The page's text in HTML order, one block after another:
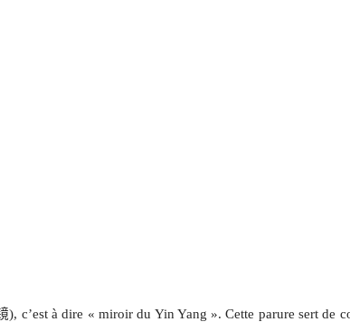
), c’est à dire « miroir du Yin Yang ». Cette parure sert de